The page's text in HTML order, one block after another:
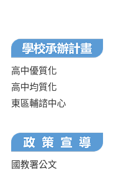
高中優質化
高中均質化
東區輔諮中心
國教署公文